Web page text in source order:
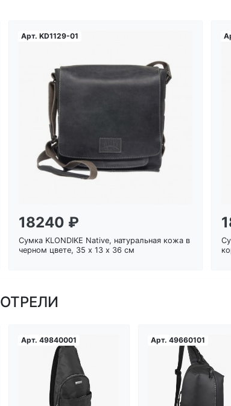
Арт. KD1129-01
18240 ₽
Сумка KLONDIKE Native, натуральная кожа в
черном цвете, 35 х 13 х 36 см
Арт. 49840001
Загрузка...
Арт. 49660101
Загрузка...